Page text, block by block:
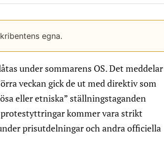
egna.
under sommarens OS. Det meddelar
veckan gick de ut med direktiv som
eller etniska” ställningstaganden
kommer vara strikt
prisutdelningar och andra officiella